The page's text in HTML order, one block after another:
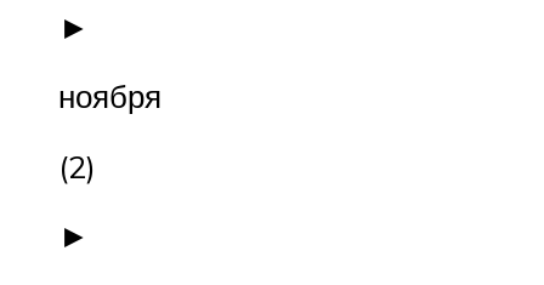
►
ноября
(2)
►